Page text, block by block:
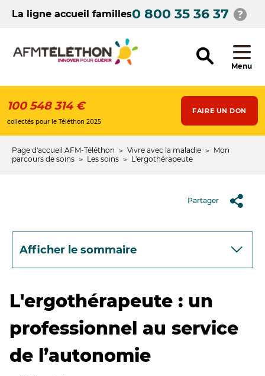
contenuLa ligne accueil familles0 800 35 36 37
Menu
100 548 314 €
collectés pour le Téléthon 2025
FAIRE UN DON
Fil
Page d'accueil AFM-Téléthon Vivre avec la maladie
Mon
parcours de soins
Les soins L'ergothérapeute
Partager
Afficher le sommaire
L'ergothérapeute : un
professionnel au service
de l’autonomie